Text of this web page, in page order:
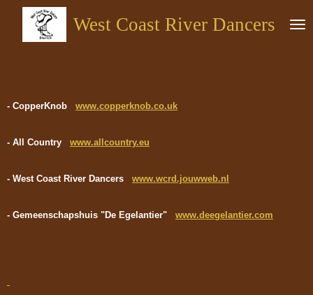
West Coast River Dancers
- CopperKnob www.copperknob.co.uk
- All Country www.allcountry.eu
- West Coast River Dancers www.wcrd.jouwweb.nl
- Gemeenschapshuis "De Egelantier" www.deegelantier.com